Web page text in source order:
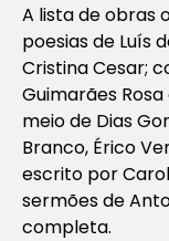
A lista de obras
poesias de Luís
Cristina Cesar;
Guimarães
meio de Dias
Branco, Érico
escrito por
sermões de
completa.